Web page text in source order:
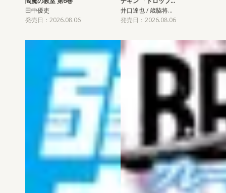
田中優吏
発売日：2026.08.06
井口達也 / 歳脇将…
発売日：2026.08.06